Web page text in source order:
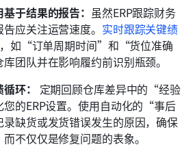
于结果的报告： 虽然ERP跟踪财务
应关注运营速度。 实时跟踪关键绩
，如“订单周期时间”和“货位准确
团队并在影响履约前识别瓶颈。
环：
定期回顾仓库差异中的“经验
的ERP设置。使用自动化的“事后
缺货或发货错误发生的原因，确保
不仅仅是修复问题的表象。